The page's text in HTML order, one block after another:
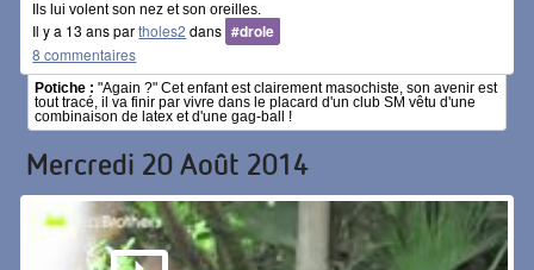
Ils lui volent son nez et son oreilles.
Il y a 13 ans partholes2 dans #drole
8 commentaires
Potiche : "Again ?" Cet enfant est clairement masochiste, son avenir est
tout tracé, il va finir par vivre dans le placard d'un club SM vêtu d'une
combinaison de latex et d'une gag-ball !
Mercredi 20 Août 2014